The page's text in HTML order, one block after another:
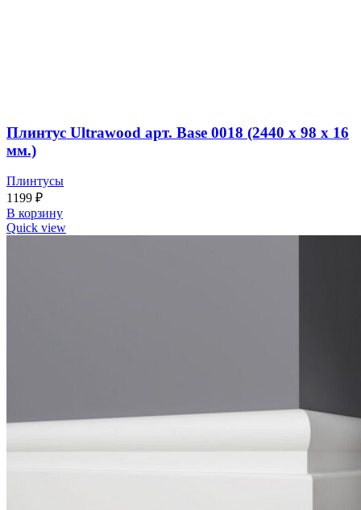
Плинтус Ultrawood арт. Base 0018 (2440 x 98 x 16
мм.)
Плинтусы
1199 ₽
В корзину
Quick view